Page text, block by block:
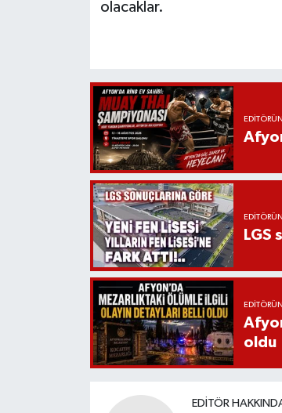
olacaklar.
oldu
EDITÖR